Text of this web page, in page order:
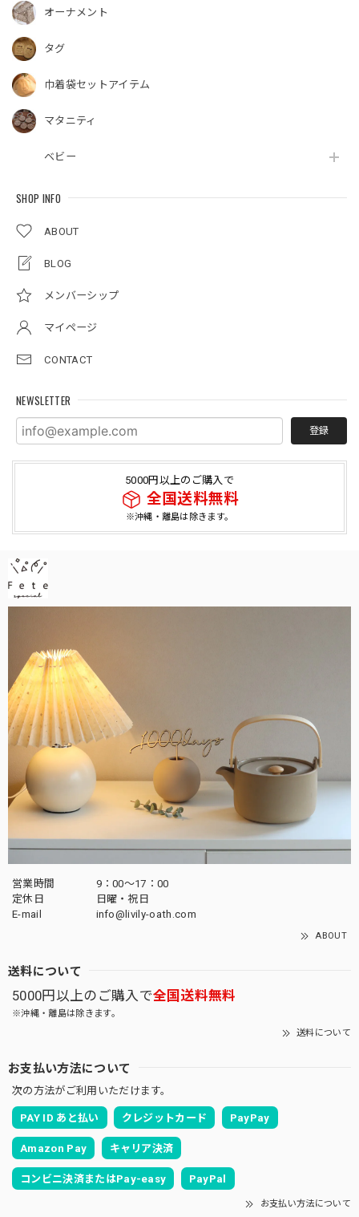
オーナメント
タグ
巾着袋セットアイテム
マタニティ
ベビー
SHOP INFO
ABOUT
BLOG
メンバーシップ
マイページ
CONTACT
NEWSLETTER
登録
5000円以上のご購入で
全国送料無料
※沖縄・離島は除きます。
営業時間
9：00～17：00
定休日
日曜・祝日
E-mail
info@livily-oath.com
ABOUT
送料について
5000円以上のご購入で全国送料無料
※沖縄・離島は除きます。
送料について
お支払い方法について
次の方法がご利用いただけます。
PAY ID あと払い クレジットカード PayPay
Amazon Pay キャリア決済
コンビニ決済またはPay-easy PayPal
お支払い方法について